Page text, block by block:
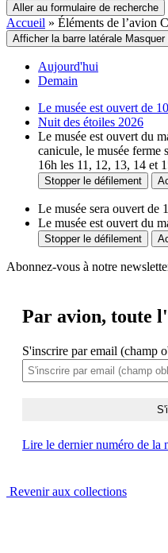
Aller au formulaire de recherche
Accueil » Éléments de l’avion
Afficher la barre latérale
Aujourd'hui
Demain
Le musée est ouvert de
Nuit des étoiles 2026
Le musée est ouvert du
canicule, le musée ferme
16h les 11, 12, 13, 14 et
Stopper le défilement
Le musée sera ouvert de
Le musée est ouvert du
Stopper le défilement
Abonnez-vous à notre
Par avion, toute
S'inscrire par email (champ
Lire le dernier numéro de la
Revenir aux collections